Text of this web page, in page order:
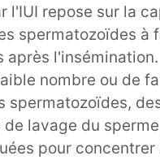
l'IUI repose sur la
spermatozoïdes à
après l'insémination.
nombre ou de
spermatozoïdes,
lavage du
pour concentrer